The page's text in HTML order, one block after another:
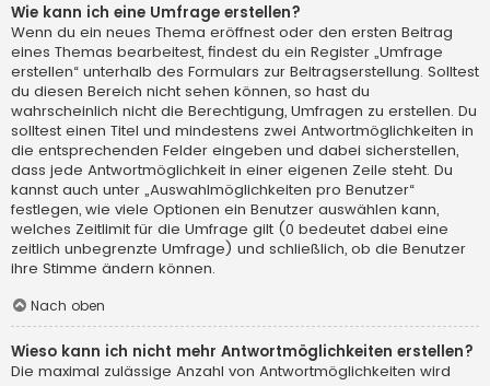
Wie kann ich eine Umfrage erstellen?
Wenn du ein neues Thema eröffnest oder den ersten Beitrag
eines Themas bearbeitest, findest du ein Register „Umfrage
erstellen“ unterhalb des Formulars zur Beitragserstellung. Solltest
du diesen Bereich nicht sehen können, so hast du
wahrscheinlich nicht die Berechtigung, Umfragen zu erstellen. Du
solltest einen Titel und mindestens zwei Antwortmöglichkeiten in
die entsprechenden Felder eingeben und dabei sicherstellen,
dass jede Antwortmöglichkeit in einer eigenen Zeile steht. Du
kannst auch unter „Auswahlmöglichkeiten pro Benutzer“
festlegen, wie viele Optionen ein Benutzer auswählen kann,
welches Zeitlimit für die Umfrage gilt (0 bedeutet dabei eine
zeitlich unbegrenzte Umfrage) und schließlich, ob die Benutzer
ihre Stimme ändern können.
Nach oben
Wieso kann ich nicht mehr Antwortmöglichkeiten erstellen?
Die maximal zulässige Anzahl von Antwortmöglichkeiten wird